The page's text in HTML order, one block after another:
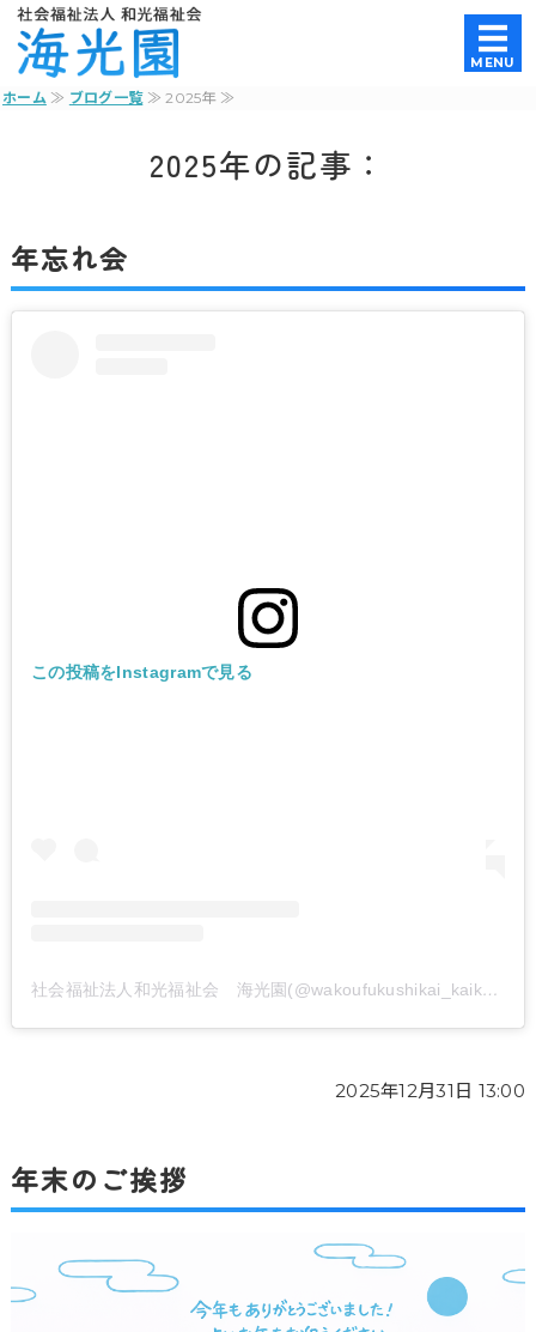
養護老人ホーム｜社会福祉法人和
MENU
特別養護老人ホーム
ホーム≫ ブログ一覧≫ 2025年 ≫
2025年の記事：
年忘れ会
この投稿をInstagramで見る
社会福祉法人和光福祉会 海光園(@wakoufukushikai_kaikouen)がシェアした投稿
2025年12月31日 13:00
年末のご挨拶